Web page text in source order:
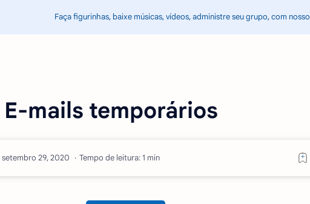
Faça figurinhas, baixe músicas, vídeos, administre seu grupo, com nosso
mails temporários
Tempo de leitura: 1 min